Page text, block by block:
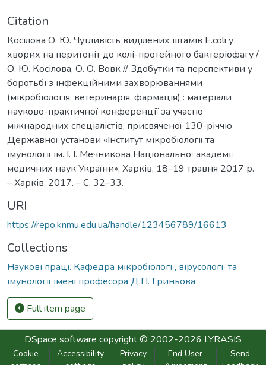
Citation
Косілова О. Ю. Чутливість виділених штамів E.coli у
хворих на перитоніт до колі-протейного бактеріофагу /
О. Ю. Косілова, О. О. Вовк // Здобутки та перспективи у
боротьбі з інфекційними захворюваннями
(мікробіологія, ветеринарія, фармація) : матеріали
науково-практичної конференції за участю
міжнародних спеціалістів, присвяченої 130-річчю
Державної установи «Інститут мікробіології та
імунології ім. І. І. Мечникова Національної академії
медичних наук України», Харків, 18–19 травня 2017 р.
– Харків, 2017. – С. 32–33.
URI
https://repo.knmu.edu.ua/handle/123456789/16613
Collections
Наукові праці. Кафедра мікробіології, вірусології та
імунології імені професора Д.П. Гриньова
Full item page
DSpace software copyright © 2002-2026 LYRASIS
Cookie
Accessibility
Privacy
End User
Send